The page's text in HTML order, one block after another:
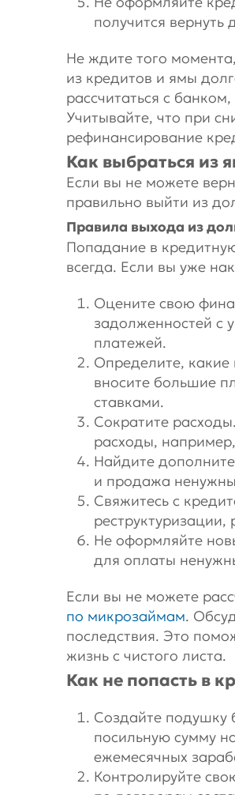
получится вернуть
Не ждите того
из кредитов и ямы
рассчитаться с
Учитывайте, что при
рефинансирование
Как выбраться из
Если вы не можете
правильно выйти из
Правила выхода из
Попадание в
всегда. Если вы уже
Оцените свою
задолженностей с
платежей.
Определите, какие
вносите большие
ставками.
Сократите
расходы,
Найдите
и продажа
Свяжитесь с
Не оформляйте
для оплаты
Если вы не можете
по микрозаймам.
последствия. Это
жизнь с чистого листа.
Как не попасть в
Создайте подушку
посильную сумму
ежемесячных
Контролируйте